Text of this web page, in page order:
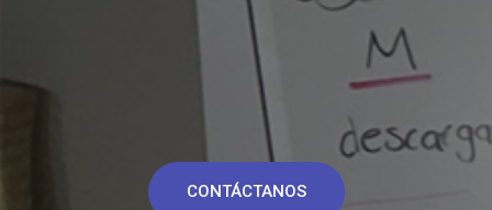
CONTÁCTANOS